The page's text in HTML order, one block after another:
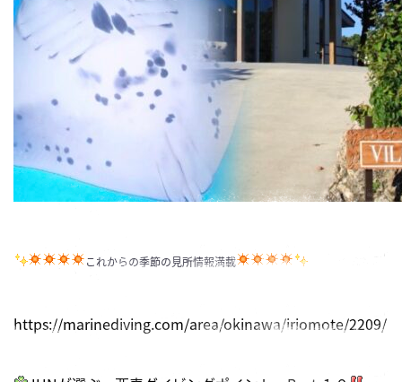
これからの季節の見所情報満載
https://marinediving.com/area/okinawa/iriomote/2209/